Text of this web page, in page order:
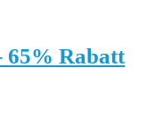
65% Rabatt